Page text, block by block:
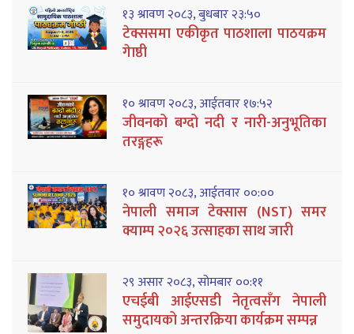
१३ श्रावण २०८३, बुधबार २३:५०
टेक्ससमा एकीकृत पाठशाला पाठयक्रम
गेाष्ठी
१० श्रावण २०८३, आईतवार १७:५२
जीवनको बग्दो नदी र नारी-अनुभूतिका
तरङ्गहरू
१० श्रावण २०८३, आईतवार ००:००
नेपाली समाज टेक्सास (NST) समर
क्याम्प २०२६ उत्साहका साथ जारी
२९ असार २०८३, सोमबार ००:११
एचईबी आईएसडी नेतृत्वसँग नेपाली
समुदायको अन्तरक्रिया कार्यक्रम सम्पन्न